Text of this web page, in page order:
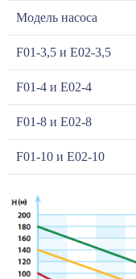
Модель насоса
F01-3,5 и E02-3,5
F01-4 и E02-4
F01-8 и E02-8
F01-10 и E02-10